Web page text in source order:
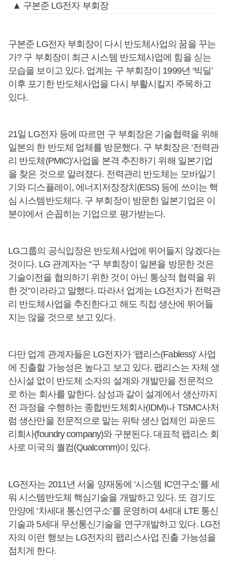
▲ 구본준 LG전자 부회장
구본준 LG전자 부회장이 다시 반도체사업의 꿈을 꾸는
가? 구 부회장이 최근 시스템 반도체사업에 힘을 싣는
모습을 보이고 있다. 업계는 구 부회장이 1999년 ‘빅딜’
이후 포기한 반도체사업을 다시 부활시킬지 주목하고
있다.
21일 LG전자 등에 따르면 구 부회장은 기술협력을 위해
일본의 한 반도체 업체를 방문했다. 구 부회장은 ‘전력관
리 반도체(PMIC)’사업을 본격 추진하기 위해 일본기업
을 찾은 것으로 알려졌다. 전력관리 반도체는 모바일기
기와 디스플레이, 에너지저장장치(ESS) 등에 쓰이는 핵
심 시스템반도체다. 구 부회장이 방문한 일본기업은 이
분야에서 손꼽히는 기업으로 평가받는다.
LG그룹의 공식입장은 반도체사업에 뛰어들지 않겠다는
것이다. LG 관계자는 “구 부회장이 일본을 방문한 것은
기술이전을 협의하기 위한 것이 아닌 통상적 협력을 위
한 것”이라라고 말했다. 따라서 업계는 LG전자가 전력관
리 반도체사업을 추진한다고 해도 직접 생산에 뛰어들
지는 않을 것으로 보고 있다.
다만 업계 관계자들은 LG전자가 ‘팹리스(Fabless)’ 사업
에 진출할 가능성은 높다고 보고 있다. 팹리스는 자체 생
산시설 없이 반도체 소자의 설계와 개발만을 전문적으
로 하는 회사를 말한다. 삼성과 같이 설계에서 생산까지
전 과정을 수행하는 종합반도체회사(IDM)나 TSMC사처
럼 생산만을 전문적으로 맡는 위탁 생산 업체인 파운드
리회사(foundry company)와 구분된다. 대표적 팹리스 회
사로 미국의 퀄컴(Qualcomm)이 있다.
LG전자는 2011년 서울 양재동에 ‘시스템 IC연구소’를 세
워 시스템반도체 핵심기술을 개발하고 있다. 또 경기도
안양에 ‘차세대 통신연구소’를 운영하며 4세대 LTE 통신
기술과 5세대 무선통신기술을 연구개발하고 있다. LG전
자의 이런 행보는 LG전자의 팹리스사업 진출 가능성을
점치게 한다.